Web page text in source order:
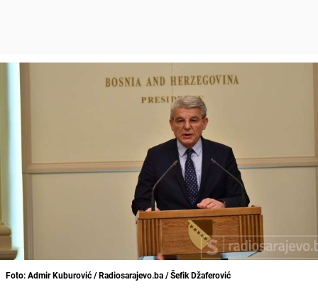
Foto: Admir Kuburović / Radiosarajevo.ba / Šefik Džaferović